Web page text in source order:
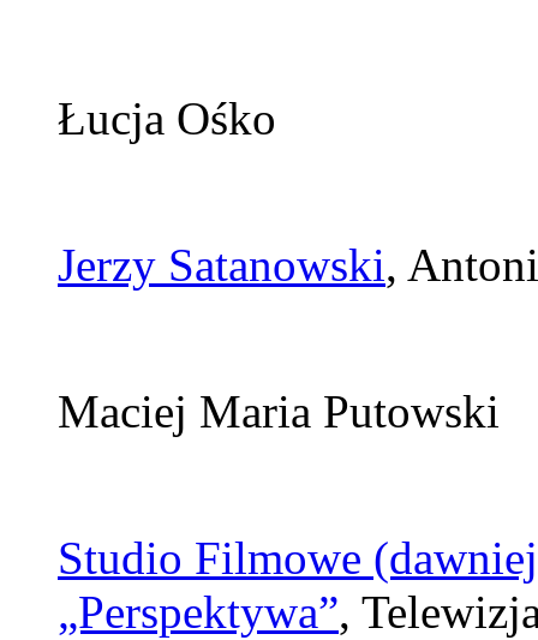
Łucja Ośko
Jerzy Satanowski,
Maciej Maria Putowski
Studio Filmowe
„Perspektywa”,